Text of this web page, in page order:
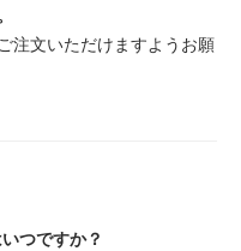
注文いただけますようお願
つですか？